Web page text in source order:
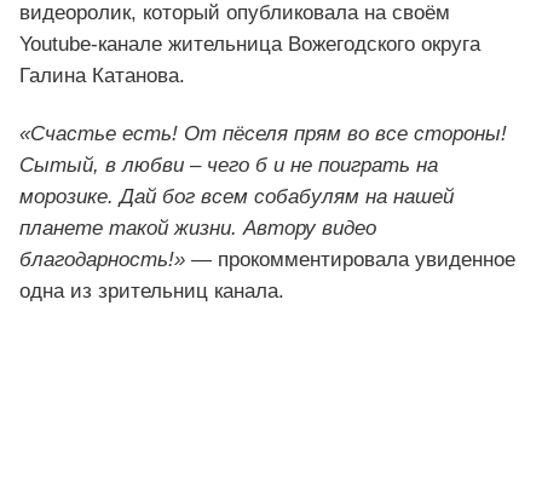
видеоролик, который опубликовала на своём
Youtube-канале жительница Вожегодского округа
Галина Катанова.
«Счастье есть! От пёселя прям во все стороны!
Сытый, в любви – чего б и не поиграть на
морозике. Дай бог всем собабулям на нашей
планете такой жизни. Автору видео
благодарность!» — прокомментировала увиденное
одна из зрительниц канала.